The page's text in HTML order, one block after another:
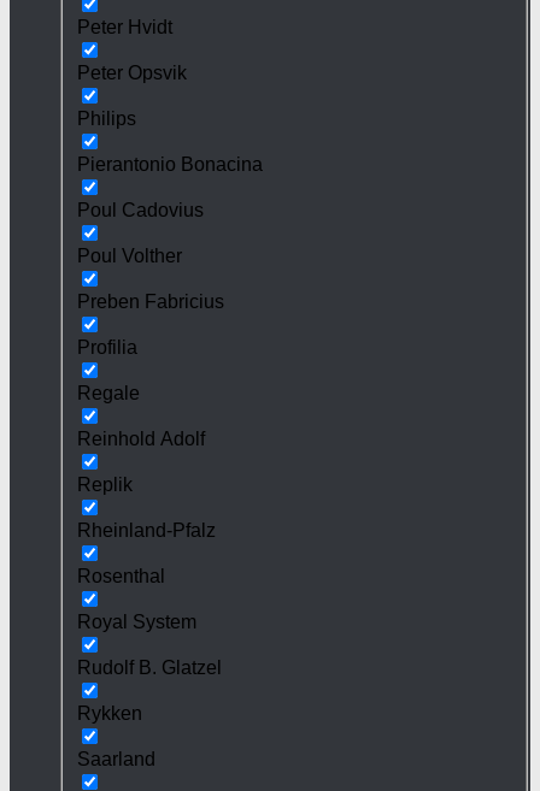
Peter Hvidt
Peter Opsvik
Philips
Pierantonio Bonacina
Poul Cadovius
Poul Volther
Preben Fabricius
Profilia
Regale
Reinhold Adolf
Replik
Rheinland-Pfalz
Rosenthal
Royal System
Rudolf B. Glatzel
Rykken
Saarland